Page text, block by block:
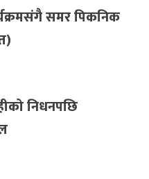
समर पिकनिक
निधनपछि